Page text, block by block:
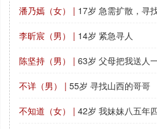
潘乃嫣（女） | 17岁 急需扩散，寻找失踪的亲人
李昕宸（男） | 14岁 紧急寻人
陈坚持（男） | 63岁 父母把我送人一定是面临天
不详（男） | 55岁 寻找山西的哥哥
不知道（女） | 42岁 我妹妹八五年四月初八